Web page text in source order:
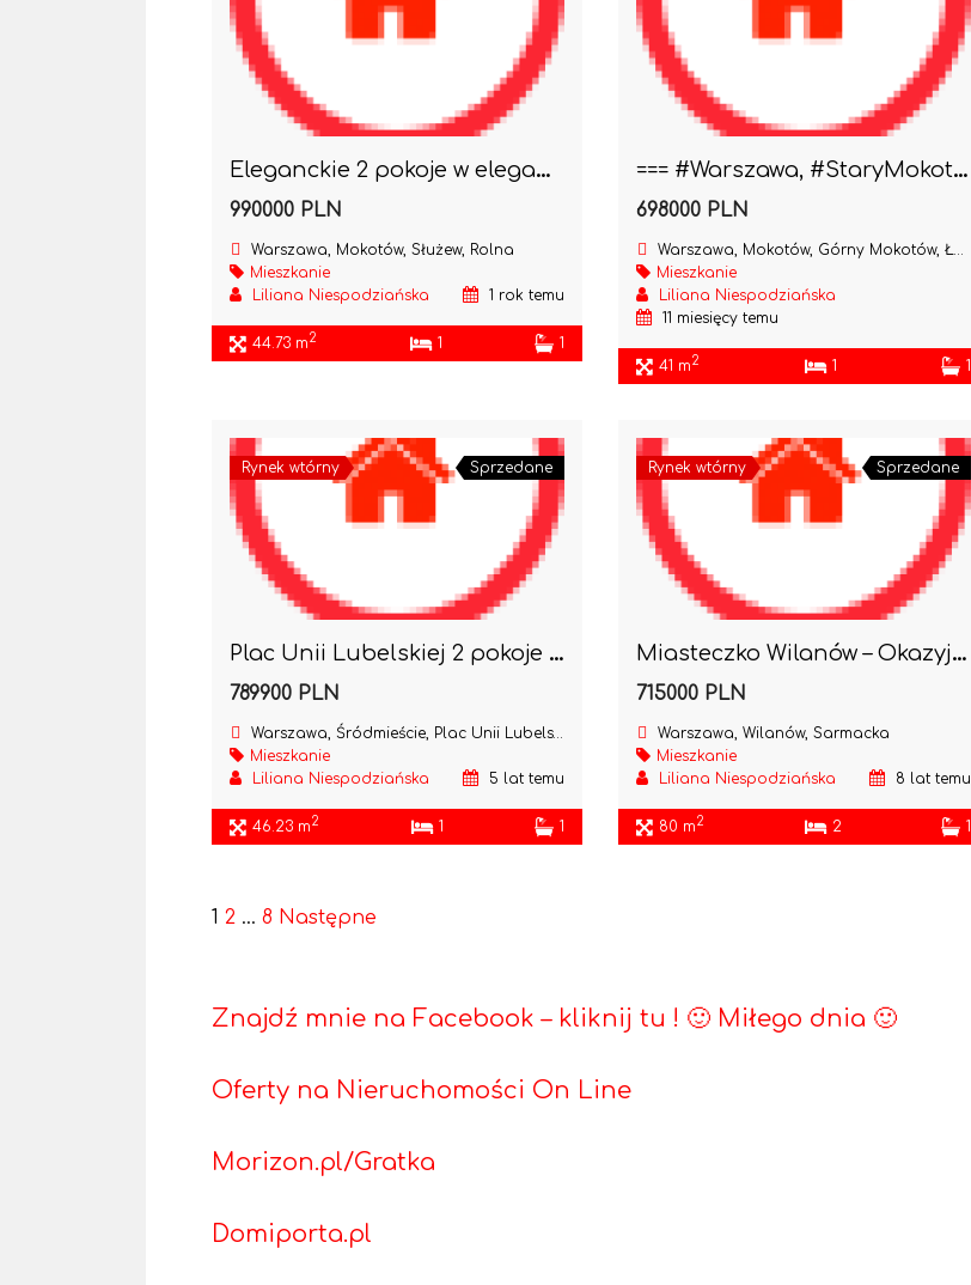
Eleganckie 2 pokoje w eleganckim domu z garażem
990000 PLN
Warszawa, Mokotów, Służew, Rolna
Mieszkanie
Liliana Niespodziańska
1 rok temu
44.73 m2 1 1
=== #Warszawa, #StaryMokotów 2/3 pokoje Cichutkie ..
698000 PLN
Warszawa, Mokotów, Górny Mokotów, Łowicka
Mieszkanie
Liliana Niespodziańska
11 miesięcy temu
41 m2 1 1
Rynek wtórny Sprzedane
Plac Unii Lubelskiej 2 pokoje do remontu-kamienica
789900 PLN
Warszawa, Śródmieście, Plac Unii Lubelskiej
Mieszkanie
Liliana Niespodziańska
5 lat temu
46.23 m2 1 1
Rynek wtórny Sprzedane
Miasteczko Wilanów – Okazyjna cena !!
715000 PLN
Warszawa, Wilanów, Sarmacka
Mieszkanie
Liliana Niespodziańska
8 lat temu
80 m2 2 1
1 2 … 8 Następne
Znajdź mnie na Facebook – kliknij tu ! 🙂 Miłego dnia 🙂
Oferty na Nieruchomości On Line
Morizon.pl/Gratka
Domiporta.pl